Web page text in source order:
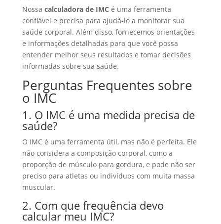
Nossa calculadora de IMC é uma ferramenta
confiável e precisa para ajudá-lo a monitorar sua
saúde corporal. Além disso, fornecemos orientações
e informações detalhadas para que você possa
entender melhor seus resultados e tomar decisões
informadas sobre sua saúde.
Perguntas Frequentes sobre
o IMC
1. O IMC é uma medida precisa de
saúde?
O IMC é uma ferramenta útil, mas não é perfeita. Ele
não considera a composição corporal, como a
proporção de músculo para gordura, e pode não ser
preciso para atletas ou indivíduos com muita massa
muscular.
2. Com que frequência devo
calcular meu IMC?